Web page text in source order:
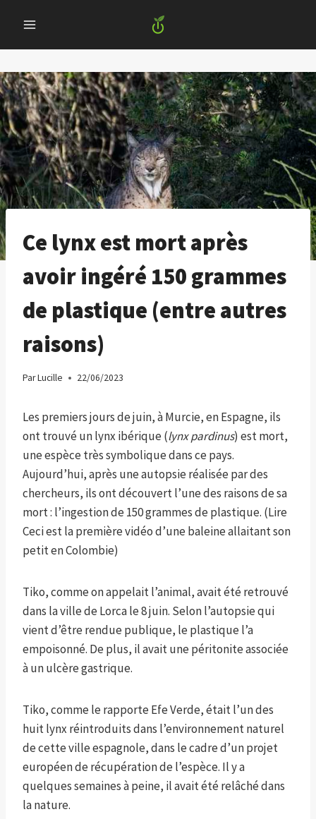
content
Ce lynx est mort après
avoir ingéré 150 grammes
de plastique (entre autres
raisons)
ParLucille 22/06/2023
Les premiers jours de juin, à Murcie, en Espagne, ils
ont trouvé un lynx ibérique (lynx pardinus) est mort,
une espèce très symbolique dans ce pays.
Aujourd’hui, après une autopsie réalisée par des
chercheurs, ils ont découvert l’une des raisons de sa
mort : l’ingestion de 150 grammes de plastique. (Lire
Ceci est la première vidéo d’une baleine allaitant son
petit en Colombie)
Tiko, comme on appelait l’animal, avait été retrouvé
dans la ville de Lorca le 8 juin. Selon l’autopsie qui
vient d’être rendue publique, le plastique l’a
empoisonné. De plus, il avait une péritonite associée
à un ulcère gastrique.
Tiko, comme le rapporte Efe Verde, était l’un des
huit lynx réintroduits dans l’environnement naturel
de cette ville espagnole, dans le cadre d’un projet
européen de récupération de l’espèce. Il y a
quelques semaines à peine, il avait été relâché dans
la nature.